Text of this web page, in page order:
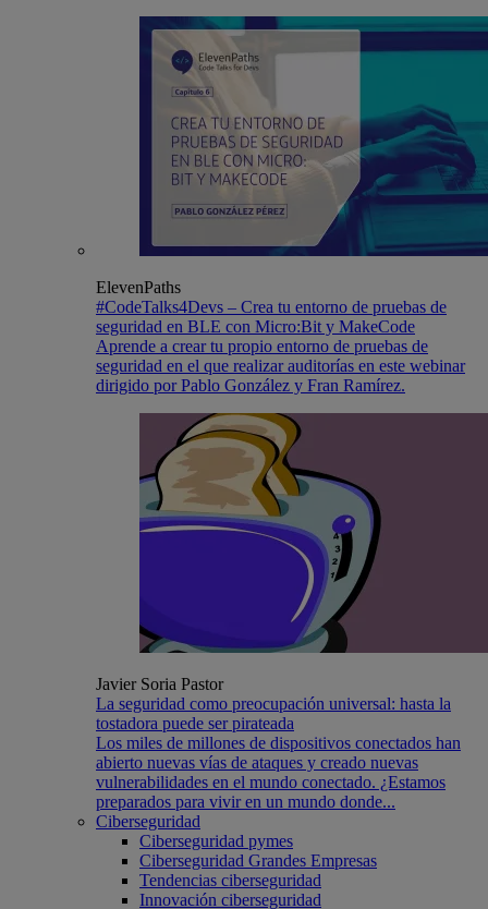
ElevenPaths
#CodeTalks4Devs – Crea tu entorno de pruebas de
seguridad en BLE con Micro:Bit y MakeCode
Aprende a crear tu propio entorno de pruebas de
seguridad en el que realizar auditorías en este webinar
dirigido por Pablo González y Fran Ramírez.
Javier Soria Pastor
La seguridad como preocupación universal: hasta la
tostadora puede ser pirateada
Los miles de millones de dispositivos conectados han
abierto nuevas vías de ataques y creado nuevas
vulnerabilidades en el mundo conectado. ¿Estamos
preparados para vivir en un mundo donde...
Ciberseguridad
Ciberseguridad pymes
Ciberseguridad Grandes Empresas
Tendencias ciberseguridad
Innovación ciberseguridad